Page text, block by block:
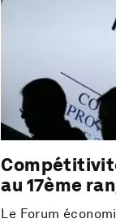
au 17ème
Le Forum